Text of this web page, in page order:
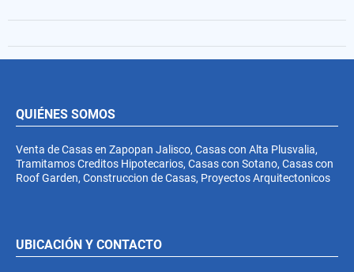
QUIÉNES SOMOS
Venta de Casas en Zapopan Jalisco, Casas con Alta Plusvalia,
Tramitamos Creditos Hipotecarios, Casas con Sotano, Casas con
Roof Garden, Construccion de Casas, Proyectos Arquitectonicos
UBICACIÓN Y CONTACTO